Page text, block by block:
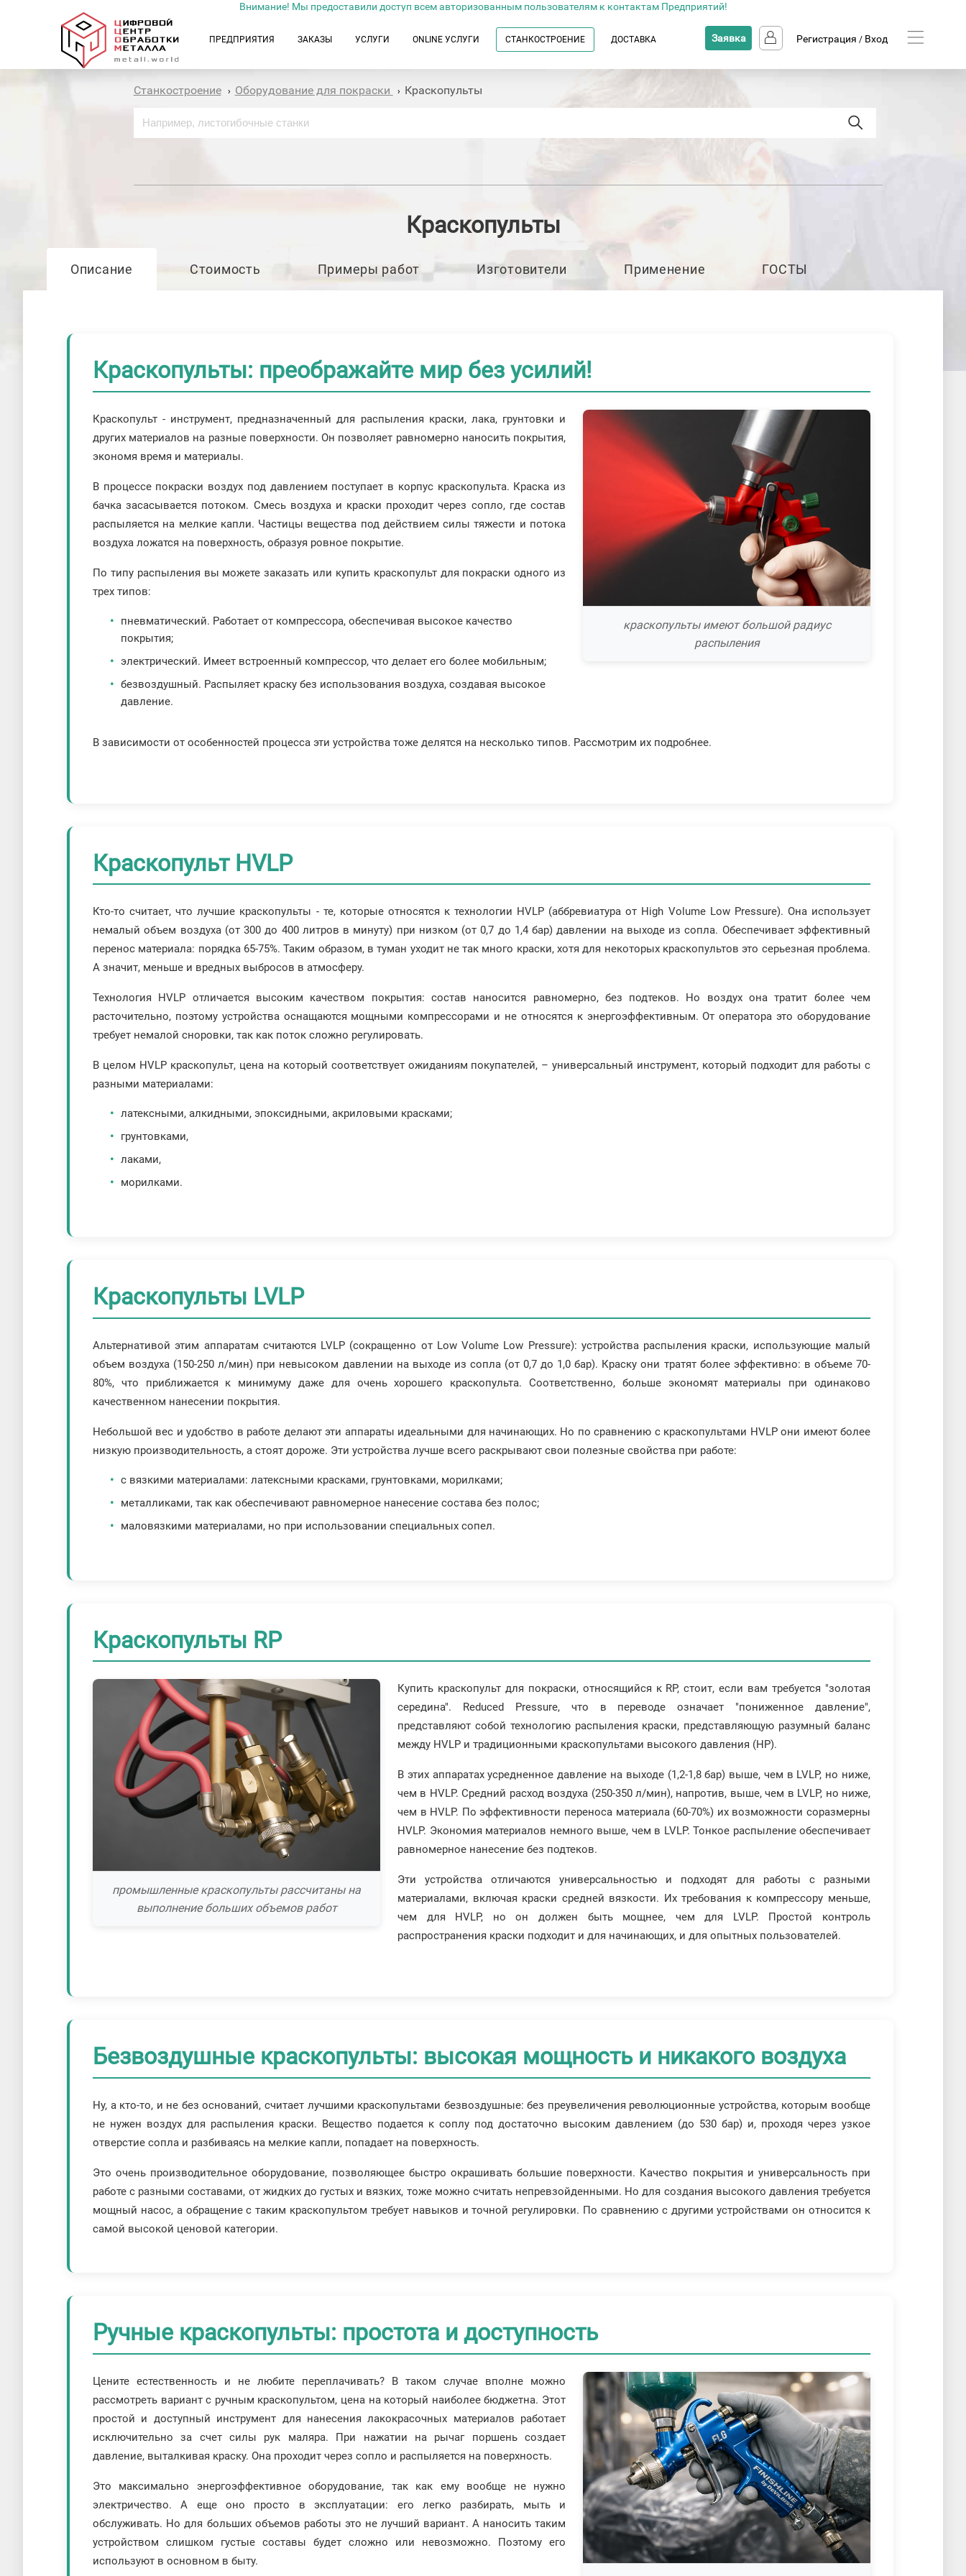
Внимание! Мы предоставили доступ всем авторизованным пользователям к контактам Предприятий!
ПРЕДПРИЯТИЯ ЗАКАЗЫ УСЛУГИ ONLINE УСЛУГИ СТАНКОСТРОЕНИЕ ДОСТАВКА Заявка Регистрация / Вход
Станкостроение› Оборудование для покраски › Краскопульты
Краскопульты
Описание Стоимость Примеры работ Изготовители Применение ГОСТЫ
Краскопульты: преображайте мир без усилий!
краскопульты имеют большой радиус
распыления
Краскопульт - инструмент, предназначенный для распыления краски, лака, грунтовки и
других материалов на разные поверхности. Он позволяет равномерно наносить покрытия,
экономя время и материалы.
В процессе покраски воздух под давлением поступает в корпус краскопульта. Краска из
бачка засасывается потоком. Смесь воздуха и краски проходит через сопло, где состав
распыляется на мелкие капли. Частицы вещества под действием силы тяжести и потока
воздуха ложатся на поверхность, образуя ровное покрытие.
По типу распыления вы можете заказать или купить краскопульт для покраски одного из
трех типов:
пневматический. Работает от компрессора, обеспечивая высокое качество
покрытия;
электрический. Имеет встроенный компрессор, что делает его более мобильным;
безвоздушный. Распыляет краску без использования воздуха, создавая высокое
давление.
В зависимости от особенностей процесса эти устройства тоже делятся на несколько типов. Рассмотрим их подробнее.
Краскопульт HVLP
Кто-то считает, что лучшие краскопульты - те, которые относятся к технологии HVLP (аббревиатура от High Volume Low Pressure). Она использует
немалый объем воздуха (от 300 до 400 литров в минуту) при низком (от 0,7 до 1,4 бар) давлении на выходе из сопла. Обеспечивает эффективный
перенос материала: порядка 65-75%. Таким образом, в туман уходит не так много краски, хотя для некоторых краскопультов это серьезная проблема.
А значит, меньше и вредных выбросов в атмосферу.
Технология HVLP отличается высоким качеством покрытия: состав наносится равномерно, без подтеков. Но воздух она тратит более чем
расточительно, поэтому устройства оснащаются мощными компрессорами и не относятся к энергоэффективным. От оператора это оборудование
требует немалой сноровки, так как поток сложно регулировать.
В целом HVLP краскопульт, цена на который соответствует ожиданиям покупателей, – универсальный инструмент, который подходит для работы с
разными материалами:
латексными, алкидными, эпоксидными, акриловыми красками;
грунтовками,
лаками,
морилками.
Краскопульты LVLP
Альтернативой этим аппаратам считаются LVLP (сокращенно от Low Volume Low Pressure): устройства распыления краски, использующие малый
объем воздуха (150-250 л/мин) при невысоком давлении на выходе из сопла (от 0,7 до 1,0 бар). Краску они тратят более эффективно: в объеме 70-
80%, что приближается к минимуму даже для очень хорошего краскопульта. Соответственно, больше экономят материалы при одинаково
качественном нанесении покрытия.
Небольшой вес и удобство в работе делают эти аппараты идеальными для начинающих. Но по сравнению с краскопультами HVLP они имеют более
низкую производительность, а стоят дороже. Эти устройства лучше всего раскрывают свои полезные свойства при работе:
с вязкими материалами: латексными красками, грунтовками, морилками;
металликами, так как обеспечивают равномерное нанесение состава без полос;
маловязкими материалами, но при использовании специальных сопел.
Краскопульты RP
промышленные краскопульты рассчитаны на
выполнение больших объемов работ
Купить краскопульт для покраски, относящийся к RP, стоит, если вам требуется "золотая
середина". Reduced Pressure, что в переводе означает "пониженное давление",
представляют собой технологию распыления краски, представляющую разумный баланс
между HVLP и традиционными краскопультами высокого давления (HP).
В этих аппаратах усредненное давление на выходе (1,2-1,8 бар) выше, чем в LVLP, но ниже,
чем в HVLP. Средний расход воздуха (250-350 л/мин), напротив, выше, чем в LVLP, но ниже,
чем в HVLP. По эффективности переноса материала (60-70%) их возможности соразмерны
HVLP. Экономия материалов немного выше, чем в LVLP. Тонкое распыление обеспечивает
равномерное нанесение без подтеков.
Эти устройства отличаются универсальностью и подходят для работы с разными
материалами, включая краски средней вязкости. Их требования к компрессору меньше,
чем для HVLP, но он должен быть мощнее, чем для LVLP. Простой контроль
распространения краски подходит и для начинающих, и для опытных пользователей.
Безвоздушные краскопульты: высокая мощность и никакого воздуха
Ну, а кто-то, и не без оснований, считает лучшими краскопультами безвоздушные: без преувеличения революционные устройства, которым вообще
не нужен воздух для распыления краски. Вещество подается к соплу под достаточно высоким давлением (до 530 бар) и, проходя через узкое
отверстие сопла и разбиваясь на мелкие капли, попадает на поверхность.
Это очень производительное оборудование, позволяющее быстро окрашивать большие поверхности. Качество покрытия и универсальность при
работе с разными составами, от жидких до густых и вязких, тоже можно считать непревзойденными. Но для создания высокого давления требуется
мощный насос, а обращение с таким краскопультом требует навыков и точной регулировки. По сравнению с другими устройствами он относится к
самой высокой ценовой категории.
Ручные краскопульты: простота и доступность
Цените естественность и не любите переплачивать? В таком случае вполне можно
рассмотреть вариант с ручным краскопультом, цена на который наиболее бюджетна. Этот
простой и доступный инструмент для нанесения лакокрасочных материалов работает
исключительно за счет силы рук маляра. При нажатии на рычаг поршень создает
давление, выталкивая краску. Она проходит через сопло и распыляется на поверхность.
Это максимально энергоэффективное оборудование, так как ему вообще не нужно
электричество. А еще оно просто в эксплуатации: его легко разбирать, мыть и
обслуживать. Но для больших объемов работы это не лучший вариант. А наносить таким
устройством слишком густые составы будет сложно или невозможно. Поэтому его
используют в основном в быту.